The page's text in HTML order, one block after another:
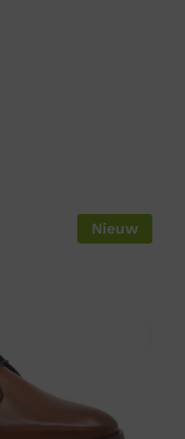
Nieuw